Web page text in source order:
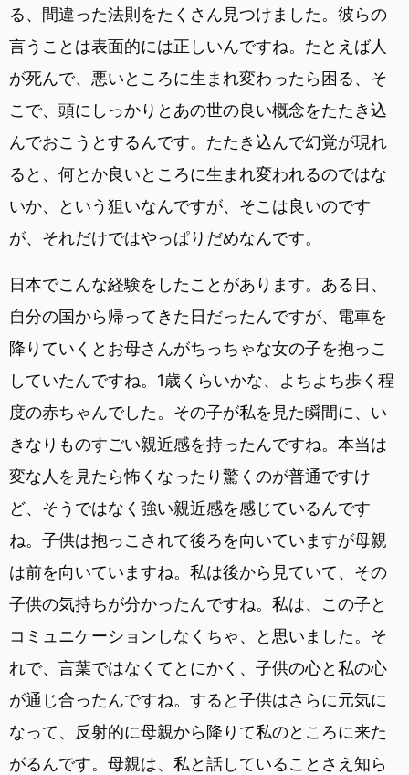
る、間違った法則をたくさん見つけました。彼らの
言うことは表面的には正しいんですね。たとえば人
が死んで、悪いところに生まれ変わったら困る、そ
こで、頭にしっかりとあの世の良い概念をたたき込
んでおこうとするんです。たたき込んで幻覚が現れ
ると、何とか良いところに生まれ変われるのではな
いか、という狙いなんですが、そこは良いのです
が、それだけではやっぱりだめなんです。
日本でこんな経験をしたことがあります。ある日、
自分の国から帰ってきた日だったんですが、電車を
降りていくとお母さんがちっちゃな女の子を抱っこ
していたんですね。1歳くらいかな、よちよち歩く程
度の赤ちゃんでした。その子が私を見た瞬間に、い
きなりものすごい親近感を持ったんですね。本当は
変な人を見たら怖くなったり驚くのが普通ですけ
ど、そうではなく強い親近感を感じているんです
ね。子供は抱っこされて後ろを向いていますが母親
は前を向いていますね。私は後から見ていて、その
子供の気持ちが分かったんですね。私は、この子と
コミュニケーションしなくちゃ、と思いました。そ
れで、言葉ではなくてとにかく、子供の心と私の心
が通じ合ったんですね。すると子供はさらに元気に
なって、反射的に母親から降りて私のところに来た
がるんです。母親は、私と話していることさえ知ら